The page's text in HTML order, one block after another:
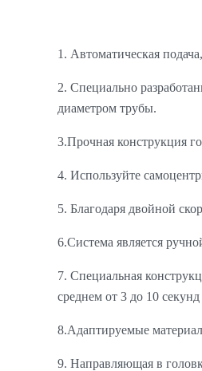
1. Автоматическая
2. Специально
диаметром трубы.
3.Прочная конструкция
4. Используйте
5. Благодаря двойной
6.Система является
7. Специальная
среднем от 3 до 10
8.Адаптируемые
9. Направляющая в